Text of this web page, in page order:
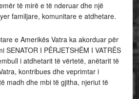
të mirë e të nderuar dhe një
familjare, komunitare e atdhetare.
e Amerikës Vatra ka akorduar për
SENATOR I PËRJETSHËM I VATRËS
i atdhetarit të vërtetë, anëtarit të
kontribues dhe veprimtar i
madh dhe mbi të gjitha, njeriut të